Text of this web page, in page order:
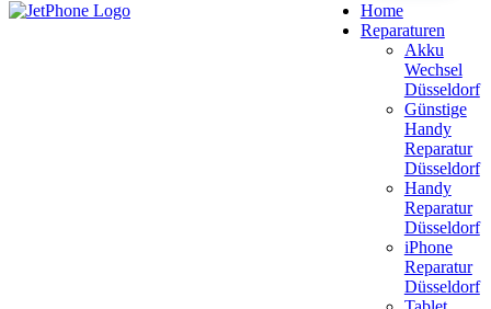
Home
Reparaturen
Akku
Wechsel
Düsseldorf
Günstige
Handy
Reparatur
Düsseldorf
Handy
Reparatur
Düsseldorf
iPhone
Reparatur
Düsseldorf